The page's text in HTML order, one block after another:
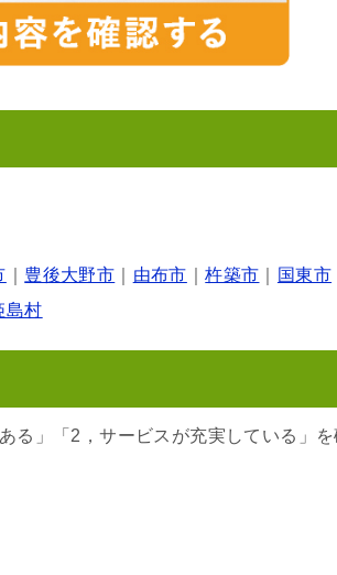
豊後大野市 由布市 ｜杵築市 国東市
島村
る」「2，サービスが充実している」